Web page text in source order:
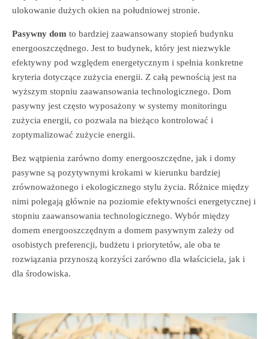
ulokowanie dużych okien na południowej stronie.
Pasywny dom to bardziej zaawansowany stopień budynku
energooszczędnego. Jest to budynek, który jest niezwykle
efektywny pod względem energetycznym i spełnia konkretne
kryteria dotyczące zużycia energii. Z całą pewnością jest na
wyższym stopniu zaawansowania technologicznego. Dom
pasywny jest często wyposażony w systemy monitoringu
zużycia energii, co pozwala na bieżąco kontrolować i
zoptymalizować zużycie energii.
Bez wątpienia zarówno domy energooszczędne, jak i domy
pasywne są pozytywnymi krokami w kierunku bardziej
zrównoważonego i ekologicznego stylu życia. Różnice między
nimi polegają głównie na poziomie efektywności energetycznej i
stopniu zaawansowania technologicznego. Wybór między
domem energooszczędnym a domem pasywnym zależy od
osobistych preferencji, budżetu i priorytetów, ale oba te
rozwiązania przynoszą korzyści zarówno dla właściciela, jak i
dla środowiska.